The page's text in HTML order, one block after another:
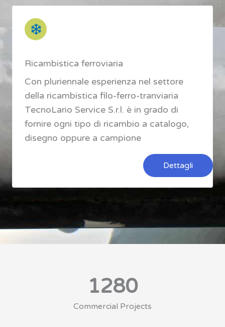
Ricambistica ferroviaria
Con pluriennale esperienza nel settore
della ricambistica filo-ferro-tranviaria
TecnoLario Service S.r.l. è in grado di
fornire ogni tipo di ricambio a catalogo,
disegno oppure a campione
Dettagli
1280
Commercial Projects